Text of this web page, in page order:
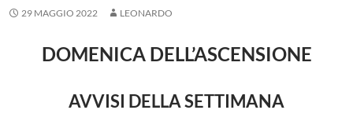
29 MAGGIO 2022 LEONARDO
DOMENICA DELL’ASCENSIONE
AVVISI DELLA SETTIMANA